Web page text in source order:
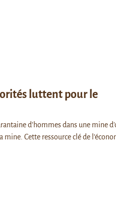
luttent pour le
d’hommes dans une mine
Cette ressource clé de